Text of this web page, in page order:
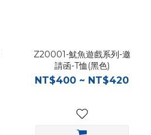
Z20001-魷魚遊戲系列-邀
請函-T恤(黑色)
NT$400 ~ NT$420